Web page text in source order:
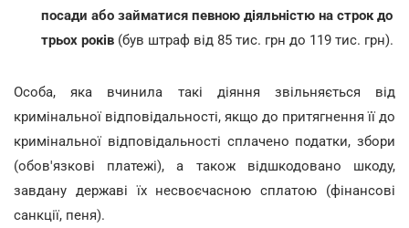
посади або займатися певною діяльністю на строк до
трьох років (був штраф від 85 тис. грн до 119 тис. грн).
Особа, яка вчинила такі діяння звільняється від
кримінальної відповідальності, якщо до притягнення її до
кримінальної відповідальності сплачено податки, збори
(обов'язкові платежі), а також відшкодовано шкоду,
завдану державі їх несвоєчасною сплатою (фінансові
санкції, пеня).